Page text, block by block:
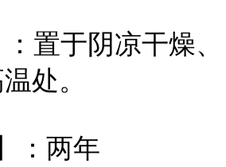
置于阴凉干燥、
处。
：两年